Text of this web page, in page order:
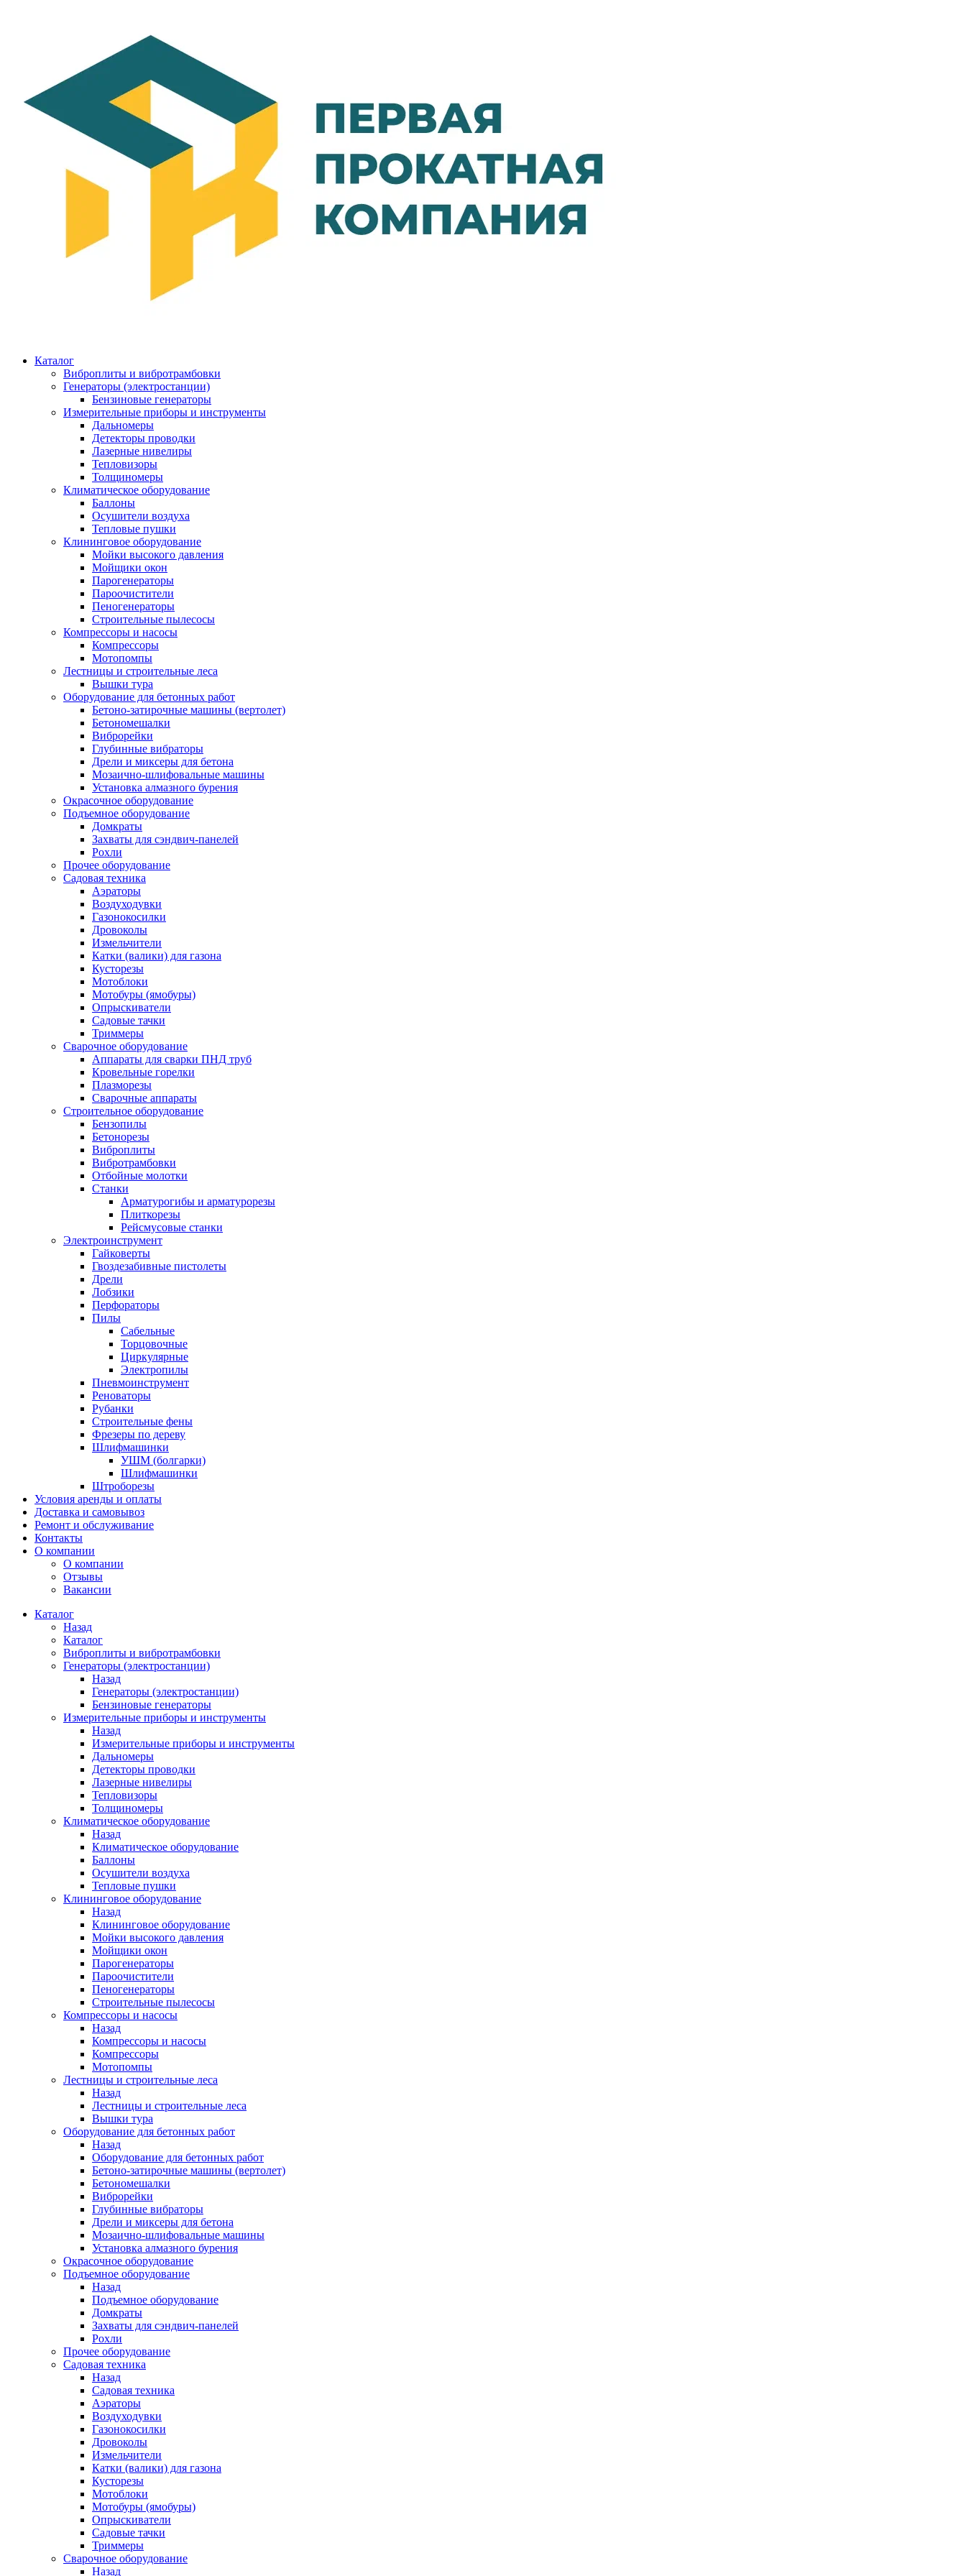
Каталог
Виброплиты и вибротрамбовки
Генераторы (электростанции)
Бензиновые генераторы
Измерительные приборы и инструменты
Дальномеры
Детекторы проводки
Лазерные нивелиры
Тепловизоры
Толщиномеры
Климатическое оборудование
Баллоны
Осушители воздуха
Тепловые пушки
Клининговое оборудование
Мойки высокого давления
Мойщики окон
Парогенераторы
Пароочистители
Пеногенераторы
Строительные пылесосы
Компрессоры и насосы
Компрессоры
Мотопомпы
Лестницы и строительные леса
Вышки тура
Оборудование для бетонных работ
Бетоно-затирочные машины (вертолет)
Бетономешалки
Виброрейки
Глубинные вибраторы
Дрели и миксеры для бетона
Мозаично-шлифовальные машины
Установка алмазного бурения
Окрасочное оборудование
Подъемное оборудование
Домкраты
Захваты для сэндвич-панелей
Рохли
Прочее оборудование
Садовая техника
Аэраторы
Воздуходувки
Газонокосилки
Дровоколы
Измельчители
Катки (валики) для газона
Кусторезы
Мотоблоки
Мотобуры (ямобуры)
Опрыскиватели
Садовые тачки
Триммеры
Сварочное оборудование
Аппараты для сварки ПНД труб
Кровельные горелки
Плазморезы
Сварочные аппараты
Строительное оборудование
Бензопилы
Бетонорезы
Виброплиты
Вибротрамбовки
Отбойные молотки
Станки
Арматурогибы и арматурорезы
Плиткорезы
Рейсмусовые станки
Электроинструмент
Гайковерты
Гвоздезабивные пистолеты
Дрели
Лобзики
Перфораторы
Пилы
Сабельные
Торцовочные
Циркулярные
Электропилы
Пневмоинструмент
Реноваторы
Рубанки
Строительные фены
Фрезеры по дереву
Шлифмашинки
УШМ (болгарки)
Шлифмашинки
Штроборезы
Условия аренды и оплаты
Доставка и самовывоз
Ремонт и обслуживание
Контакты
О компании
О компании
Отзывы
Вакансии
Каталог
Назад
Каталог
Виброплиты и вибротрамбовки
Генераторы (электростанции)
Назад
Генераторы (электростанции)
Бензиновые генераторы
Измерительные приборы и инструменты
Назад
Измерительные приборы и инструменты
Дальномеры
Детекторы проводки
Лазерные нивелиры
Тепловизоры
Толщиномеры
Климатическое оборудование
Назад
Климатическое оборудование
Баллоны
Осушители воздуха
Тепловые пушки
Клининговое оборудование
Назад
Клининговое оборудование
Мойки высокого давления
Мойщики окон
Парогенераторы
Пароочистители
Пеногенераторы
Строительные пылесосы
Компрессоры и насосы
Назад
Компрессоры и насосы
Компрессоры
Мотопомпы
Лестницы и строительные леса
Назад
Лестницы и строительные леса
Вышки тура
Оборудование для бетонных работ
Назад
Оборудование для бетонных работ
Бетоно-затирочные машины (вертолет)
Бетономешалки
Виброрейки
Глубинные вибраторы
Дрели и миксеры для бетона
Мозаично-шлифовальные машины
Установка алмазного бурения
Окрасочное оборудование
Подъемное оборудование
Назад
Подъемное оборудование
Домкраты
Захваты для сэндвич-панелей
Рохли
Прочее оборудование
Садовая техника
Назад
Садовая техника
Аэраторы
Воздуходувки
Газонокосилки
Дровоколы
Измельчители
Катки (валики) для газона
Кусторезы
Мотоблоки
Мотобуры (ямобуры)
Опрыскиватели
Садовые тачки
Триммеры
Сварочное оборудование
Назад